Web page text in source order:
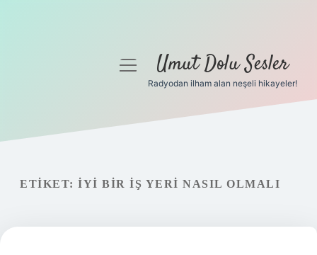
Gizlilik Politikası
menüyüUmut Dolu Sesler
Radyodan ilham alan neşeli hikayeler!
ETIKET: İYI BIR IŞ YERI NASIL OLMALI